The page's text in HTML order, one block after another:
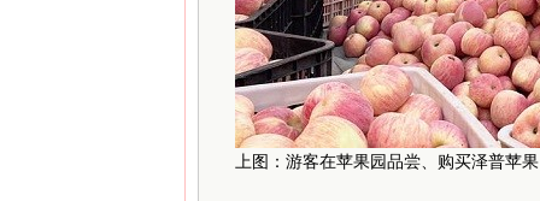
上图：游客在苹果园品尝、购买泽普苹